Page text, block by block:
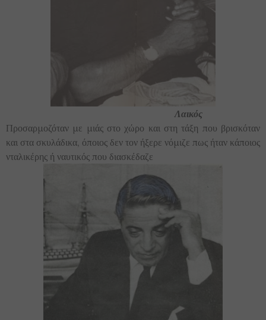
Λαικός
Προσαρμοζόταν με μιάς στο χώρο και στη τάξη που βρισκόταν
και στα σκυλάδικα, όποιος δεν τον ήξερε νόμιζε πως ήταν κάποιος
νταλικέρης ή ναυτικός που διασκέδαζε